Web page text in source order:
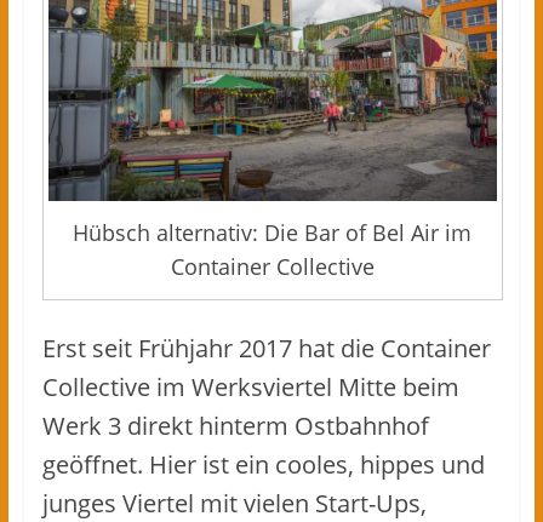
Hübsch alternativ: Die Bar of Bel Air im
Container Collective
Erst seit Frühjahr 2017 hat die Container
Collective im Werksviertel Mitte beim
Werk 3 direkt hinterm Ostbahnhof
geöffnet. Hier ist ein cooles, hippes und
junges Viertel mit vielen Start-Ups,